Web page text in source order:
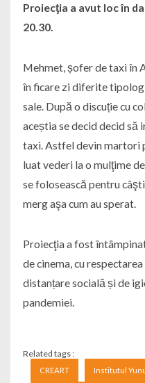
Proiecţia a avut loc în
20.30.
Mehmet, șofer de taxi în
în ficare zi diferite
sale. După o discuție cu
aceștia se decid decid să
taxi. Astfel devin martori
luat vederi la o mulţime
se folosească pentru
merg aşa cum au sperat.
Proiecţia a fost
de cinema, cu
distanțare socială și de
pandemiei.
Related tags :
CREART Institutul